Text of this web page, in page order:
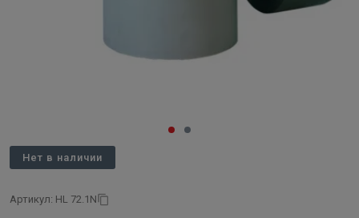
Нет в наличии
Артикул: HL 72.1N